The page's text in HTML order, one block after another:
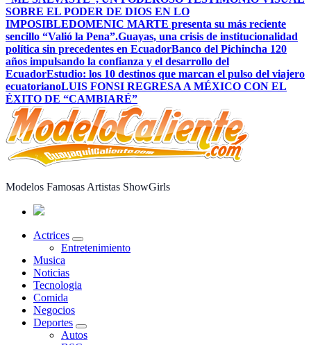
SOBRE EL PODER DE DIOS EN LO
IMPOSIBLEDOMENIC MARTE presenta su más reciente
sencillo “Valió la Pena”.Guayas, una crisis de institucionalidad
política sin precedentes en EcuadorBanco del Pichincha 120
años impulsando la confianza y el desarrollo del
EcuadorEstudio: los 10 destinos que marcan el pulso del viajero
ecuatorianoLUIS FONSI REGRESA A MÉXICO CON EL
ÉXITO DE “CAMBIARÉ”
Modelos Famosas Artistas ShowGirls
Actrices
Entretenimiento
Musica
Noticias
Tecnologia
Comida
Negocios
Deportes
Autos